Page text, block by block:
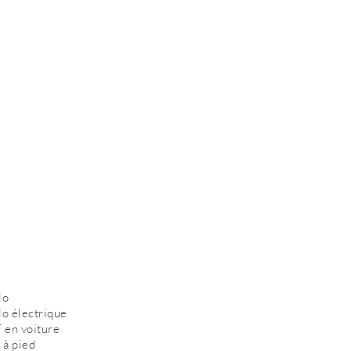
électrique
en voiture
pied